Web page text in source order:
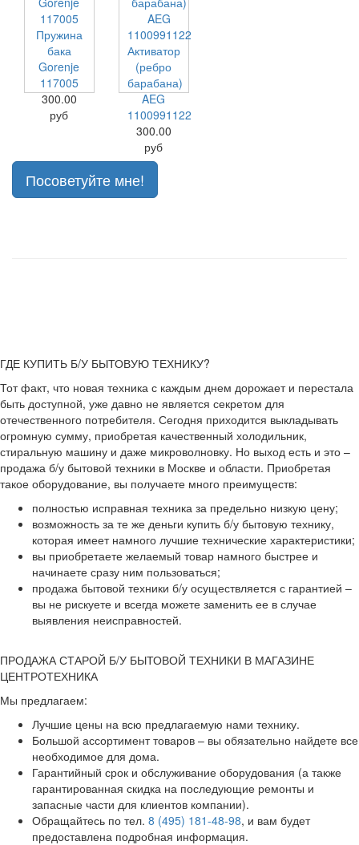
Пружина
бака
Gorenje
117005
300.00
руб
Активатор
(ребро
барабана)
AEG
1100991122
300.00
руб
Посоветуйте мне!
ГДЕ КУПИТЬ Б/У БЫТОВУЮ ТЕХНИКУ?
Тот факт, что новая техника с каждым днем дорожает и перестала
быть доступной, уже давно не является секретом для
отечественного потребителя. Сегодня приходится выкладывать
огромную сумму, приобретая качественный холодильник,
стиральную машину и даже микроволновку. Но выход есть и это –
продажа б/у бытовой техники в Москве и области. Приобретая
такое оборудование, вы получаете много преимуществ:
полностью исправная техника за предельно низкую цену;
возможность за те же деньги купить б/у бытовую технику,
которая имеет намного лучшие технические характеристики;
вы приобретаете желаемый товар намного быстрее и
начинаете сразу ним пользоваться;
продажа бытовой техники б/у осуществляется с гарантией –
вы не рискуете и всегда можете заменить ее в случае
выявления неисправностей.
ПРОДАЖА СТАРОЙ Б/У БЫТОВОЙ ТЕХНИКИ В МАГАЗИНЕ
ЦЕНТРОТЕХНИКА
Мы предлагаем:
Лучшие цены на всю предлагаемую нами технику.
Большой ассортимент товаров – вы обязательно найдете все
необходимое для дома.
Гарантийный срок и обслуживание оборудования (а также
гарантированная скидка на последующие ремонты и
запасные части для клиентов компании).
Обращайтесь по тел. 8 (495) 181-48-98, и вам будет
предоставлена подробная информация.